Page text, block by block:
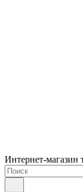
Интернет-магазин